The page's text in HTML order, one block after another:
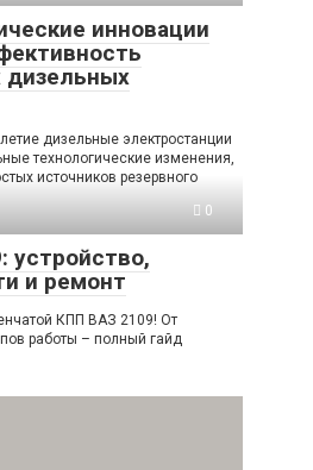
инновации
дизельные электростанции
технологические изменения,
источников резервного
0
устройство,
и ремонт
КПП ВАЗ 2109! От
работы – полный гайд